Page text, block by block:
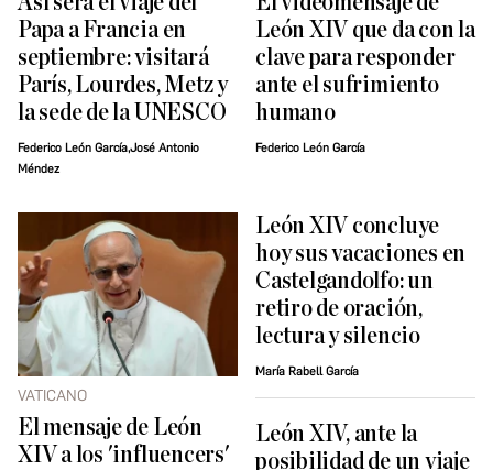
Papa a Francia en
septiembre: visitará
París, Lourdes, Metz y
la sede de la UNESCO
Federico León García,José Antonio
Méndez
León XIV que da con la
clave para responder
ante el sufrimiento
humano
Federico León García
VATICANO
El mensaje de León
XIV a los 'influencers'
León XIV concluye
hoy sus vacaciones en
Castelgandolfo: un
retiro de oración,
lectura y silencio
María Rabell García
León XIV, ante la
posibilidad de un viaje